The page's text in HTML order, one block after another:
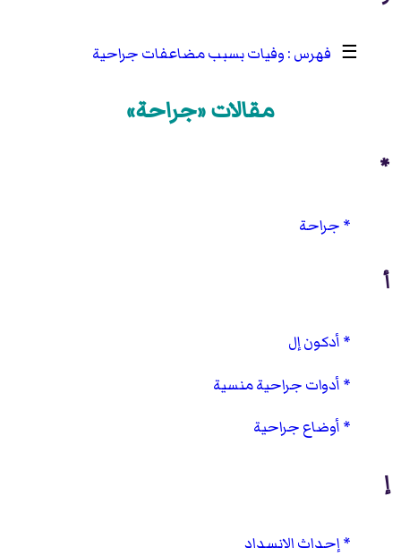
☰ وفيات بسبب مضاعفات جراحية
مقالات «جراحة»
*
جراحة
أ
أدكون إل
أدوات جراحية منسية
أوضاع جراحية
إ
إحداث الانسداد